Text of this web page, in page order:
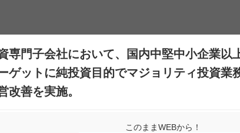
専門子会社において、国内中堅中小企業以
ゲットに純投資目的でマジョリティ投資業
改善を実施。
このままWEBから！